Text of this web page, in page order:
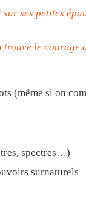
ses petites
le courage
(même si on
spectres…)
surnaturels